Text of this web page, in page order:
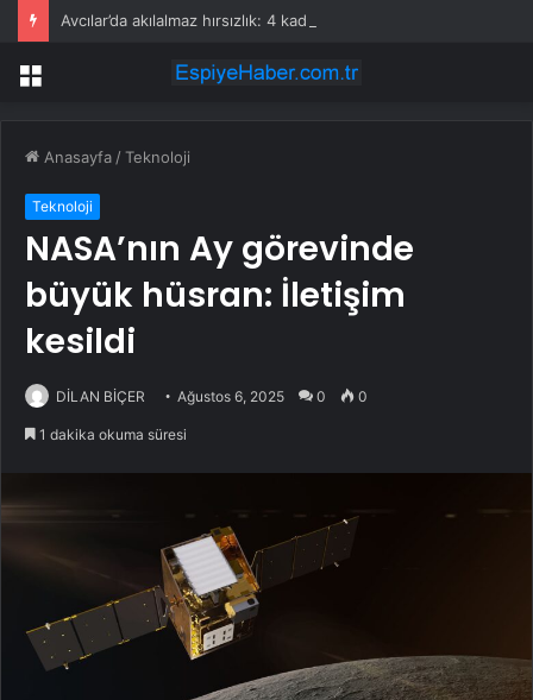
Menü
Anasayfa /Teknoloji
Teknoloji
NASA’nın Ay görevinde
büyük hüsran: İletişim
kesildi
DİLAN BİÇER Ağustos 6, 2025 0 0
1 dakika okuma süresi